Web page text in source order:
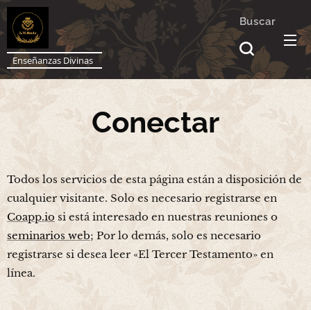
Enseñanzas Divinas
Buscar
Conectar
Todos los servicios de esta página están a disposición de
cualquier visitante. Solo es necesario registrarse en
Coapp.iosi está interesado en nuestras reuniones o
seminarios web; Por lo demás, solo es necesario
registrarse si desea leer «El Tercer Testamento» en
línea.